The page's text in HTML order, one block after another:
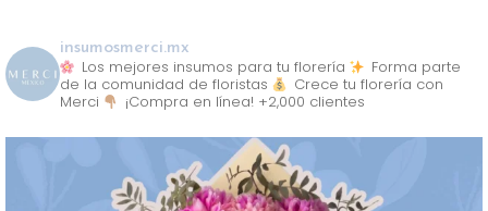
insumosmerci.mx
Los mejores insumos para tu florería
Forma parte
de la comunidad de floristas
Crece tu florería con
Merci
¡Compra en línea! +2,000 clientes